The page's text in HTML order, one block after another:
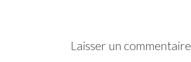
Laisser un commentaire